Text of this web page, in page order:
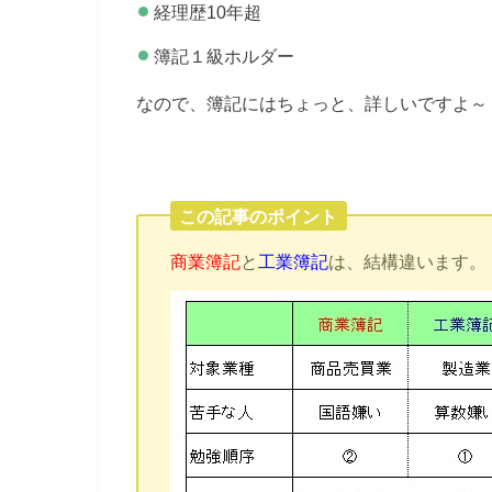
経理歴10年超
簿記１級ホルダー
なので、簿記にはちょっと、詳しいですよ～
この記事のポイント
商業簿記と 工業簿記は、結構違います。